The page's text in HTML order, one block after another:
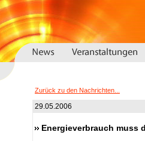
Zurück zu den Nachrichten...
29.05.2006
Energieverbrauch muss